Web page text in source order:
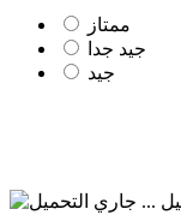
ممتاز
جيد جدا
جيد